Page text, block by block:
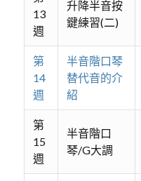
13
週
升降半音按
鍵練習(二)
第
14
週
半音階口琴
替代音的介
紹
第
15
週
半音階口
琴/G大調